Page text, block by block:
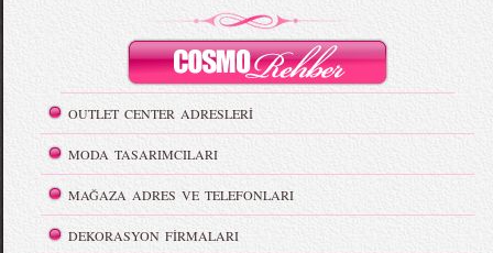
OUTLET CENTER ADRESLERİ
MODA TASARIMCILARI
MAĞAZA ADRES VE TELEFONLARI
DEKORASYON FİRMALARI